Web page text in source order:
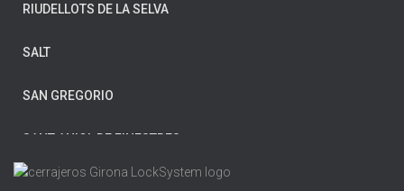
GIRONA
HOSTALRIC
L’ESCALA
RIUDELLOTS DE LA SELVA
SALT
SAN GREGORIO
SANT ANIOL DE FINESTRES
SANT FELIU DE GUÍXOLS